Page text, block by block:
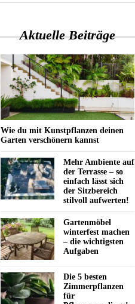
Aktuelle Beiträge
Wie du mit Kunstpflanzen deinen
Garten verschönern kannst
Mehr Ambiente auf
der Terrasse – so
einfach lässt sich
der Sitzbereich
stilvoll aufwerten!
Gartenmöbel
winterfest machen
– die wichtigsten
Aufgaben
Die 5 besten
Zimmerpflanzen
für